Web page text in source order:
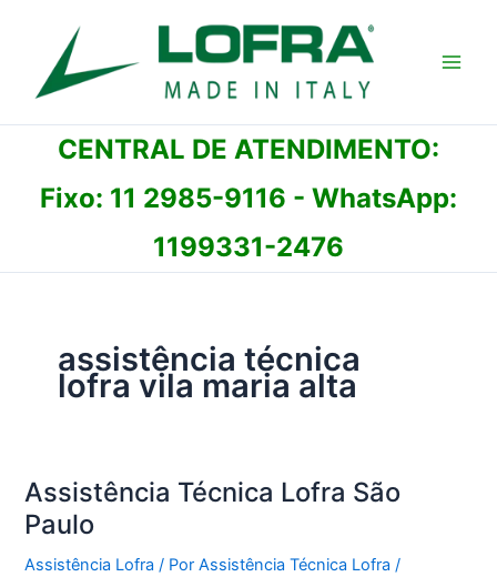
conteúdo
CENTRAL DE ATENDIMENTO:
Fixo: 11 2985-9116 - WhatsApp:
1199331-2476
assistência técnica
lofra vila maria alta
Assistência Técnica Lofra São
Paulo
Assistência Lofra / PorAssistência Técnica Lofra/